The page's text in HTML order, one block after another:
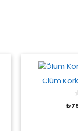
Ölüm
0
o
₺